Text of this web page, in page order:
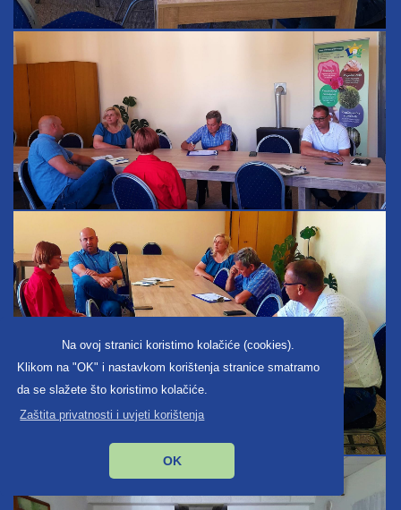
Na ovoj stranici koristimo kolačiće (cookies).
Klikom na "OK" i nastavkom korištenja stranice smatramo
da se slažete što koristimo kolačiće.
Zaštita privatnosti i uvjeti korištenja
OK